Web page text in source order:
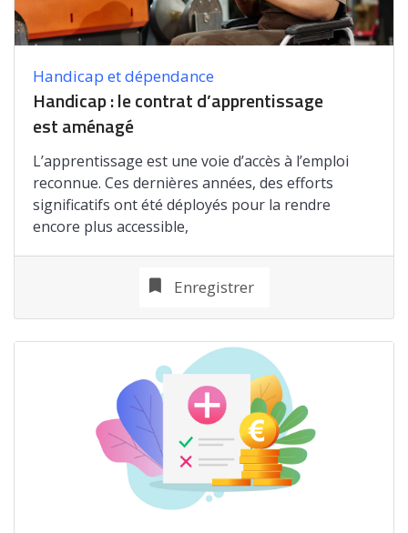
Handicap et dépendance
Handicap : le contrat d’apprentissage
est aménagé
L’apprentissage est une voie d’accès à l’emploi
reconnue. Ces dernières années, des efforts
significatifs ont été déployés pour la rendre
encore plus accessible,
Enregistrer